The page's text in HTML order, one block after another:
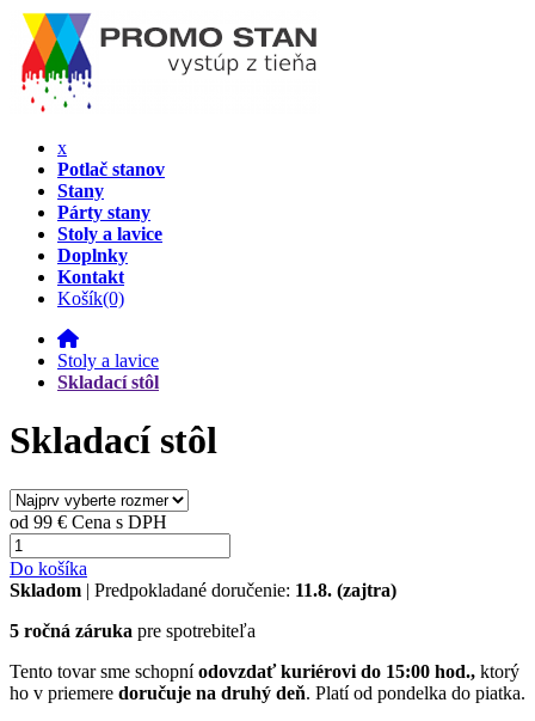
x
Potlač stanov
Stany
Párty stany
Stoly a lavice
Doplnky
Kontakt
Košík(0)
Stoly a lavice
Skladací stôl
Skladací stôl
od 99 € Cena s DPH
Do košíka
Skladom | Predpokladané doručenie: 11.8. (zajtra)
5 ročná záruka pre spotrebiteľa
Tento tovar sme schopníodovzdať kuriérovi do 15:00 hod., ktorý
ho v priemere doručuje na druhý deň. Platí od pondelka do piatka.